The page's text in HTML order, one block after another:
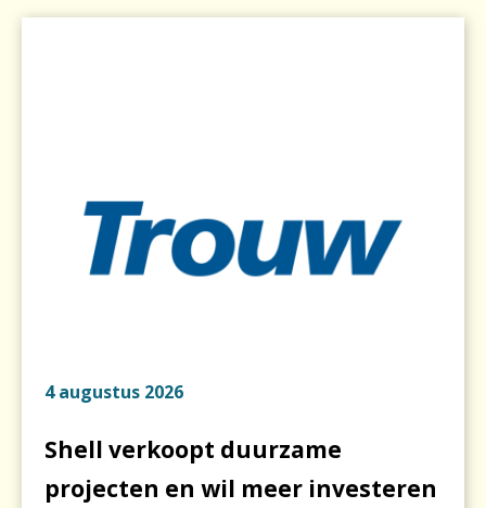
4 augustus 2026
Shell verkoopt duurzame
projecten en wil meer investeren